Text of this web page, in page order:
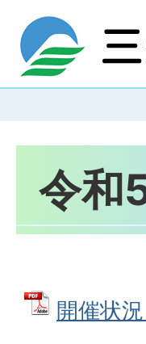
令和
開催状